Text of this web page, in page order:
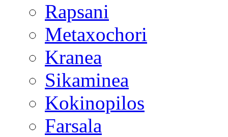
Rapsani
Metaxochori
Kranea
Sikaminea
Kokinopilos
Farsala